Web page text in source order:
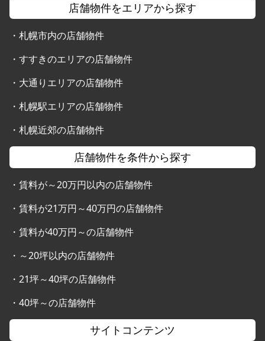
店舗物件をエリアから探す
・ 札幌市内の店舗物件
・ すすきのエリアの店舗物件
・ 大通りエリアの店舗物件
・ 札幌駅エリアの店舗物件
・ 札幌近郊の店舗物件
店舗物件を条件から探す
・ 賃料が～20万円以内の店舗物件
・ 賃料が21万円～40万円の店舗物件
・ 賃料が40万円～の店舗物件
・ ～20坪以内の店舗物件
・ 21坪～40坪の店舗物件
・ 40坪～の店舗物件
サイトコンテンツ